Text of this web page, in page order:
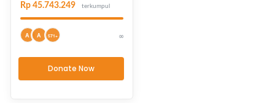
Rp 45.743.249 terkumpul
A A 571+ ∞
Donate Now